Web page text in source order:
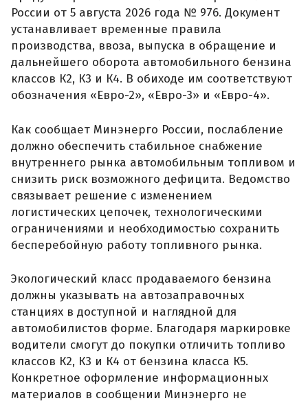
России от 5 августа 2026 года № 976. Документ
устанавливает временные правила
производства, ввоза, выпуска в обращение и
дальнейшего оборота автомобильного бензина
классов К2, К3 и К4. В обиходе им соответствуют
обозначения «Евро-2», «Евро-3» и «Евро-4».
Как сообщает Минэнерго России, послабление
должно обеспечить стабильное снабжение
внутреннего рынка автомобильным топливом и
снизить риск возможного дефицита. Ведомство
связывает решение с изменением
логистических цепочек, технологическими
ограничениями и необходимостью сохранить
бесперебойную работу топливного рынка.
Экологический класс продаваемого бензина
должны указывать на автозаправочных
станциях в доступной и наглядной для
автомобилистов форме. Благодаря маркировке
водители смогут до покупки отличить топливо
классов К2, К3 и К4 от бензина класса К5.
Конкретное оформление информационных
материалов в сообщении Минэнерго не